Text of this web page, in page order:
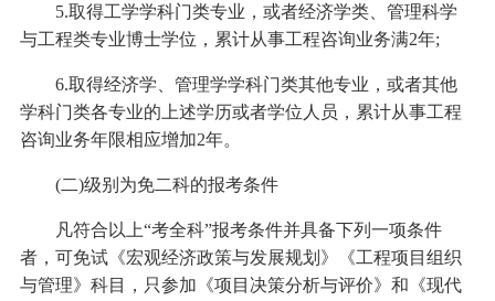
5.取得工学学科门类专业，或者经济学类、管理科学
与工程类专业博士学位，累计从事工程咨询业务满2年;
6.取得经济学、管理学学科门类其他专业，或者其他
学科门类各专业的上述学历或者学位人员，累计从事工程
咨询业务年限相应增加2年。
(二)级别为免二科的报考条件
凡符合以上“考全科”报考条件并具备下列一项条件
者，可免试《宏观经济政策与发展规划》《工程项目组织
与管理》科目，只参加《项目决策分析与评价》和《现代